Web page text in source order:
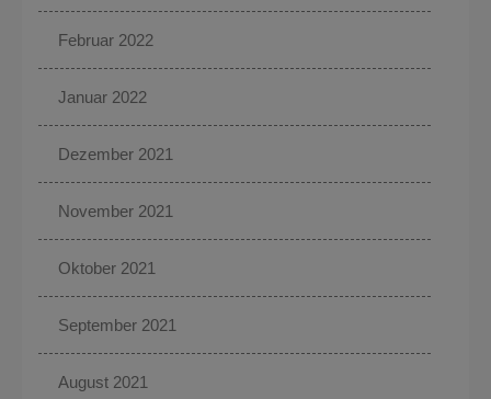
Februar 2022
Januar 2022
Dezember 2021
November 2021
Oktober 2021
September 2021
August 2021